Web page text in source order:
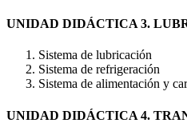
UNIDAD DIDÁCTICA 3.
Sistema de lubricación
Sistema de refrigeración
Sistema de alimentación y
UNIDAD DIDÁCTICA 4.